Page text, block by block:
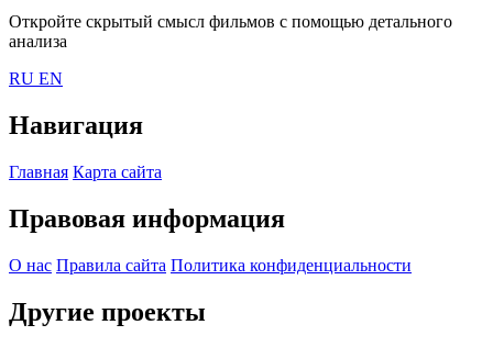
Откройте скрытый смысл фильмов с помощью детального
анализа
RU EN
Навигация
Главная Карта сайта
Правовая информация
О нас Правила сайта Политика конфиденциальности
Другие проекты